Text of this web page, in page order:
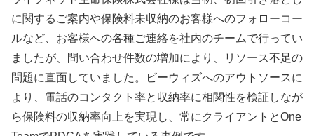
に関するご案内や保険料未収納のお客様へのフォローコー
ルなど、お客様への各種ご連絡を社内のチームで行ってい
ましたが、問い合わせ件数の増加により、リソース不足の
問題に直面していました。ビーウィズへのアウトソースに
より、電話のコンタクト率と収納率に相関性を検証しなが
ら保険料の収納率向上を実現し、常にクライアントとOne